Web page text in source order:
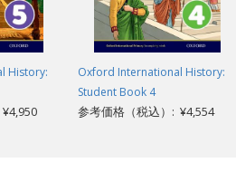
History:
Oxford International History:
Student Book 4
参考価格（税込）: ¥4,554